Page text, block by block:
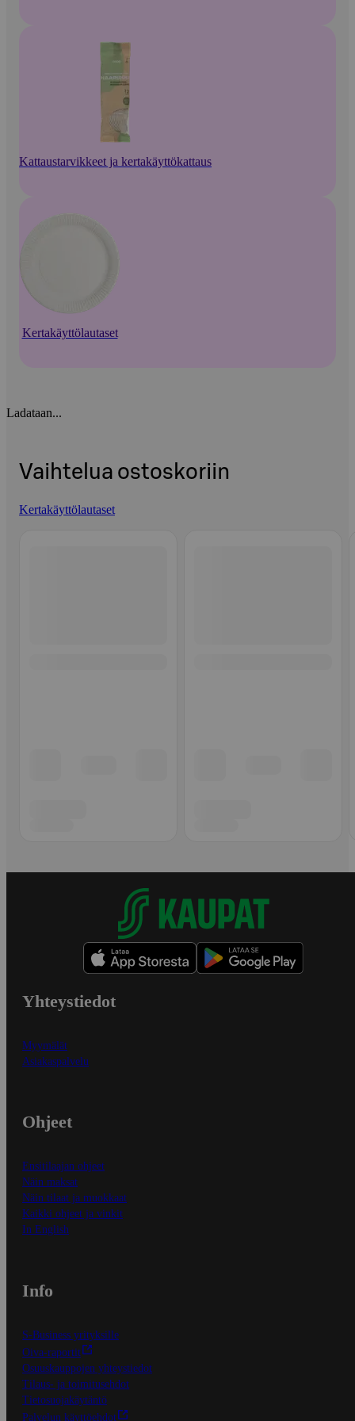
Kattaustarvikkeet ja kertakäyttökattaus
Kertakäyttölautaset
Ladataan...
Vaihtelua ostoskoriin
Kertakäyttölautaset
Yhteystiedot
Myymälät
Asiakaspalvelu
Ohjeet
Ensitilaajan ohjeet
Näin maksat
Näin tilaat ja muokkaat
Kaikki ohjeet ja vinkit
In English
Info
S-Business yrityksille
Oiva-raportit
Osuuskauppojen yhteystiedot
Tilaus- ja toimitusehdot
Tietosuojakäytäntö
Palvelun käyttöehdot